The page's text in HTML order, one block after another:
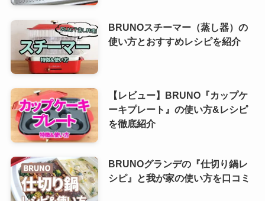
BRUNOスチーマー（蒸し器）の
使い方とおすすめレシピを紹介
【レビュー】BRUNO『カップケ
ーキプレート』の使い方&レシピ
を徹底紹介
BRUNOグランデの『仕切り鍋レ
シピ』と我が家の使い方を口コミ